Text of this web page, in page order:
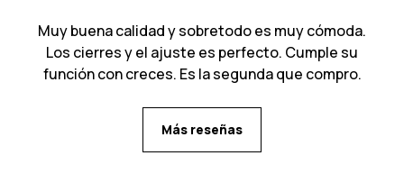
Muy buena calidad y sobretodo es muy cómoda.
Los cierres y el ajuste es perfecto. Cumple su
función con creces. Es la segunda que compro.
Más reseñas